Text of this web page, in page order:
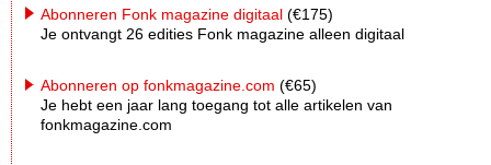
Abonneren Fonk magazine digitaal (€175)
Je ontvangt 26 edities Fonk magazine alleen digitaal
Abonneren op fonkmagazine.com (€65)
Je hebt een jaar lang toegang tot alle artikelen van
fonkmagazine.com